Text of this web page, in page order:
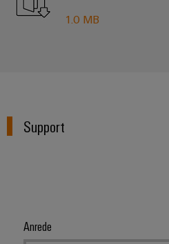
1.0 MB
Support
Anrede